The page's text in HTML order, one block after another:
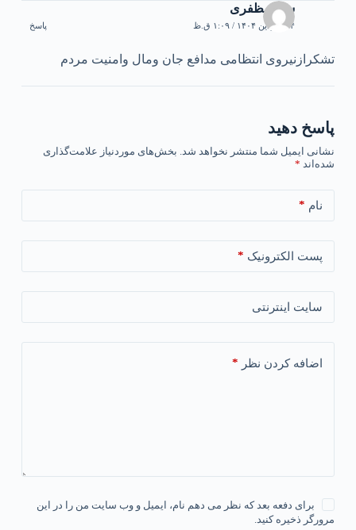
سارامظفری
۴ فروردین ۱۴۰۴ / ۱:۰۹ ق.ظ پاسخ
تشکرازنیروی انتظامی مدافع جان ومال وامنیت مردم
پاسخ دهید
نشانی ایمیل شما منتشر نخواهد شد. بخش‌های موردنیاز علامت‌گذاری
شده‌اند *
نام *
پست الکترونیک *
سایت اینترنتی
اضافه کردن نظر *
برای دفعه بعد که نظر می دهم نام، ایمیل و وب سایت من را در این
مرورگر ذخیره کنید.